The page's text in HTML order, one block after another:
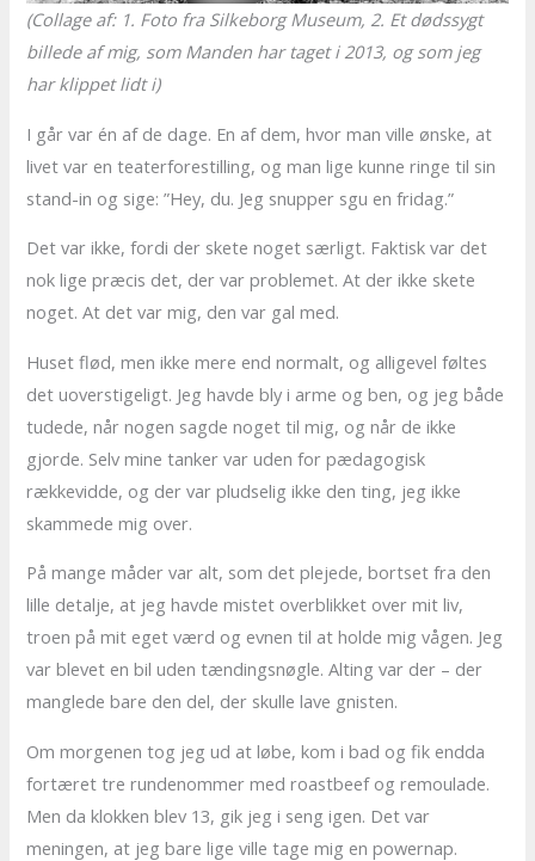
(Collage af: 1. Foto fra Silkeborg Museum, 2. Et dødssygt
billede af mig, som Manden har taget i 2013, og som jeg
har klippet lidt i)
I går var én af de dage. En af dem, hvor man ville ønske, at
livet var en teaterforestilling, og man lige kunne ringe til sin
stand-in og sige: ”Hey, du. Jeg snupper sgu en fridag.”
Det var ikke, fordi der skete noget særligt. Faktisk var det
nok lige præcis det, der var problemet. At der ikke skete
noget. At det var mig, den var gal med.
Huset flød, men ikke mere end normalt, og alligevel føltes
det uoverstigeligt. Jeg havde bly i arme og ben, og jeg både
tudede, når nogen sagde noget til mig, og når de ikke
gjorde. Selv mine tanker var uden for pædagogisk
rækkevidde, og der var pludselig ikke den ting, jeg ikke
skammede mig over.
På mange måder var alt, som det plejede, bortset fra den
lille detalje, at jeg havde mistet overblikket over mit liv,
troen på mit eget værd og evnen til at holde mig vågen. Jeg
var blevet en bil uden tændingsnøgle. Alting var der – der
manglede bare den del, der skulle lave gnisten.
Om morgenen tog jeg ud at løbe, kom i bad og fik endda
fortæret tre rundenommer med roastbeef og remoulade.
Men da klokken blev 13, gik jeg i seng igen. Det var
meningen, at jeg bare lige ville tage mig en powernap.